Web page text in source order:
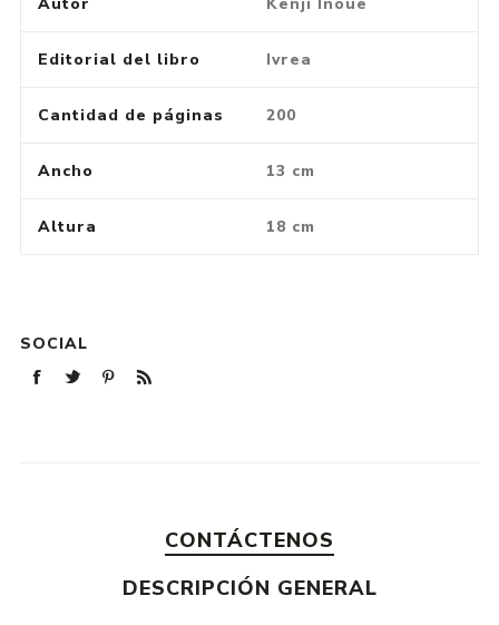
Editorial del libro Ivrea
Cantidad de páginas 200
Ancho 13 cm
Altura 18 cm
SOCIAL
CONTÁCTENOS
DESCRIPCIÓN GENERAL